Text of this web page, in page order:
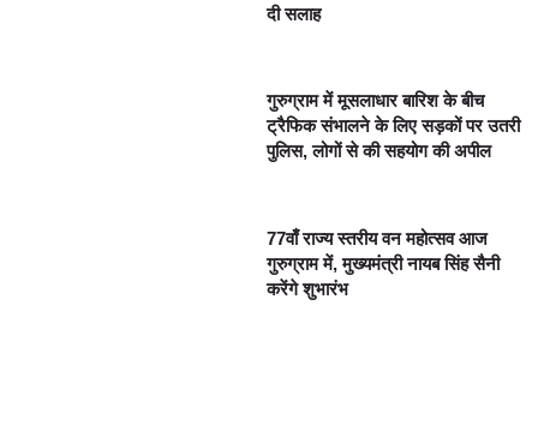
दी सलाह
गुरुग्राम में मूसलाधार बारिश के बीच
ट्रैफिक संभालने के लिए सड़कों पर उतरी
पुलिस, लोगों से की सहयोग की अपील
77वाँ राज्य स्तरीय वन महोत्सव आज
गुरुग्राम में, मुख्यमंत्री नायब सिंह सैनी
करेंगे शुभारंभ